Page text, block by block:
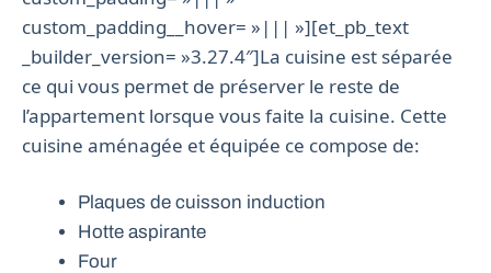
custom_padding__hover= »||| »][et_pb_text
_builder_version= »3.27.4″]La cuisine est séparée
ce qui vous permet de préserver le reste de
l’appartement lorsque vous faite la cuisine. Cette
cuisine aménagée et équipée ce compose de:
Plaques de cuisson induction
Hotte aspirante
Four